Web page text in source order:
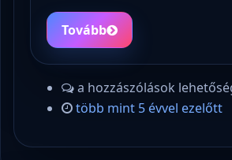
Tovább
a hozzászólások
több mint 5 évvel ezelőtt